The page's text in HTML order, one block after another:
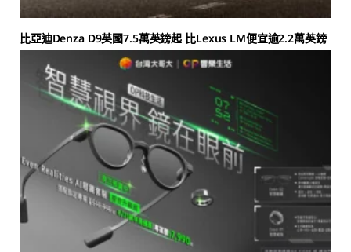
比亞迪Denza D9英國7.5萬英鎊起 比Lexus LM便宜逾2.2萬英鎊